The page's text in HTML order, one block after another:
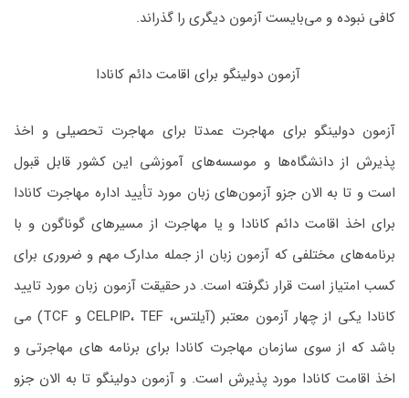
کافی نبوده و می‌بایست آزمون دیگری را گذراند.
آزمون دولینگو برای اقامت دائم کانادا
آزمون دولینگو برای مهاجرت عمدتا برای مهاجرت تحصیلی و اخذ
پذیرش از دانشگاه‌ها و موسسه‌های آموزشی این کشور قابل قبول
است و تا به الان جزو آزمون‌های زبان مورد تأیید اداره مهاجرت کانادا
برای اخذ اقامت دائم کانادا و یا مهاجرت از مسیرهای گوناگون و با
برنامه‌های مختلفی که آزمون زبان از جمله مدارک مهم و ضروری برای
کسب امتیاز است قرار نگرفته است. در حقیقت آزمون زبان مورد تایید
کانادا یکی از چهار آزمون معتبر (آیلتس، CELPIP، TEF و TCF) می
باشد که از سوی سازمان مهاجرت کانادا برای برنامه های مهاجرتی و
اخذ اقامت کانادا مورد پذیرش است. و آزمون دولینگو تا به الان جزو